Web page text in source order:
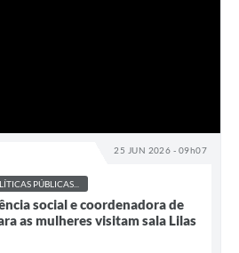
25 JUN 2026 - 09h07
PÚBLICAS...
social e coordenadora de
as mulheres visitam sala Lilas